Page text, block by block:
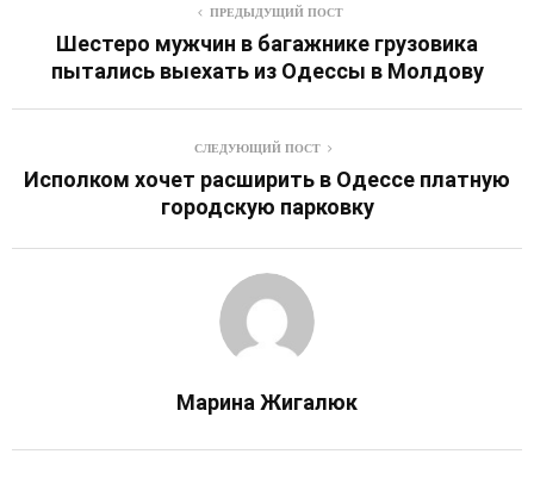
ПРЕДЫДУЩИЙ ПОСТ
Шестеро мужчин в багажнике грузовика
пытались выехать из Одессы в Молдову
СЛЕДУЮЩИЙ ПОСТ
Исполком хочет расширить в Одессе платную
городскую парковку
Марина Жигалюк